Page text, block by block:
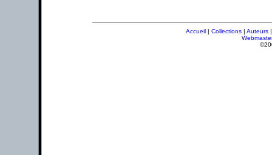
Accueil | Collections | Auteurs